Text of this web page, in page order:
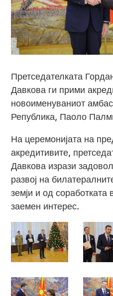
Претседателката
Давкова ги прими
новоименуваниот
Република, Паоло
На церемонијата на
акредитивите,
Давкова изрази
развој на
земји и од соработката
заемен интерес.